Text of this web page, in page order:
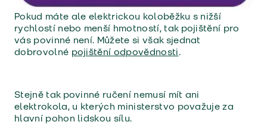
Pokud máte ale elektrickou koloběžku s nižší
rychlostí nebo menší hmotností, tak pojištění pro
vás povinné není. Můžete si však sjednat
dobrovolné pojištění odpovědnosti.
Stejně tak povinné ručení nemusí mít ani
elektrokola, u kterých ministerstvo považuje za
hlavní pohon lidskou sílu.